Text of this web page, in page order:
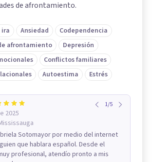
de afrontamiento.
ira Ansiedad
Codependencia
afrontamiento
Depresión
Conflictos familiares
Autoestima Estrés
2025
1/5
Sotomayor por medio del internet
que hablara español. Desde el
profesional, atendío pronto a mis